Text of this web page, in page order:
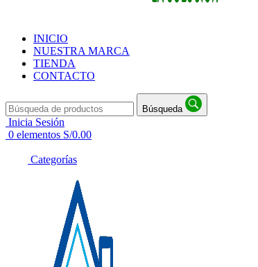
INICIO
NUESTRA MARCA
TIENDA
CONTACTO
Búsqueda
Inicia Sesión
0 elementos S/0.00
Categorías